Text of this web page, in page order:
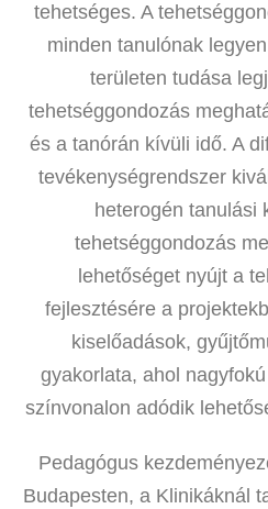
tehetséges. A
minden tanulónak
területen tudása
tehetséggondozás
és a tanórán kívüli idő. A
tevékenységrendszer
heterogén tanulási
tehetséggondozás
lehetőséget nyújt a
fejlesztésére a
kiselőadások,
gyakorlata, ahol
színvonalon adódik
Pedagógus
Budapesten, a Klinikáknál